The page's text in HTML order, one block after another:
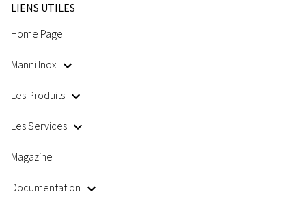
LIENS UTILES
Home Page
Manni Inox
Les Produits
Les Services
Magazine
Documentation